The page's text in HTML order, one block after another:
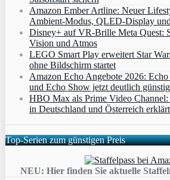
Amazon Ember Artline: Neuer
Ambient‑Modus, QLED‑Display
Disney+ auf VR-Brille Meta Quest:
Vision und Atmos
LEGO Smart Play erweitert Star
ohne Bildschirm startet
Amazon Echo Angebote 2026:
und Echo Show jetzt deutlich
HBO Max als Prime Video Channel:
in Deutschland und Österreich erklärt
Top-Serien zum günstigen Preis
NEU: Hier finden Sie aktuelle